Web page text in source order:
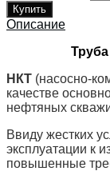
Описание
НКТ (насосно-
качестве
нефтяных
Ввиду жестких
эксплуатации к
повышенные